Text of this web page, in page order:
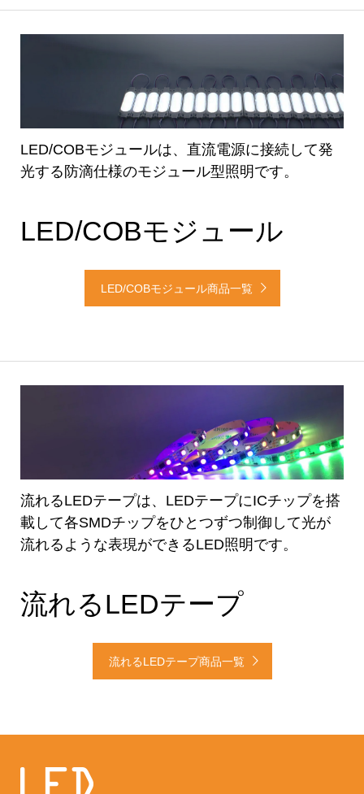
LED/COBモジュールは、直流電源に接続して発
光する防滴仕様のモジュール型照明です。
LED/COBモジュール
LED/COBモジュール商品一覧
流れるLEDテープは、LEDテープにICチップを搭
載して各SMDチップをひとつずつ制御して光が
流れるような表現ができるLED照明です。
流れるLEDテープ
流れるLEDテープ商品一覧